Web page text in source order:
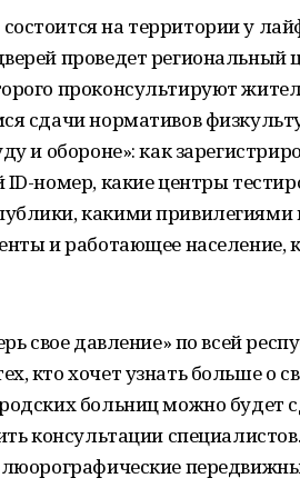
на территории у
проведет региональный
проконсультируют
сдачи нормативов
и обороне»: как
номер, какие центры
какими привилегиями
и работающее население,
свое давление» по всей
кто хочет узнать больше о
больниц можно будет
консультации